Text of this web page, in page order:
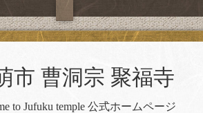
市 曹洞宗 聚福寺
to Jufuku temple 公式ホームページ